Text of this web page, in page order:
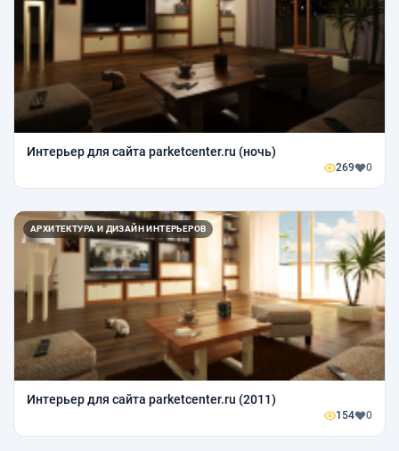
Интерьер для сайта parketcenter.ru (ночь)
269 0
АРХИТЕКТУРА И ДИЗАЙН ИНТЕРЬЕРОВ
Интерьер для сайта parketcenter.ru (2011)
154 0